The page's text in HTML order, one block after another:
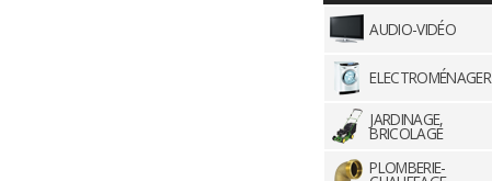
AUDIO-VIDÉO
ELECTROMÉNAGER
JARDINAGE,
BRICOLAGE
PLOMBERIE-